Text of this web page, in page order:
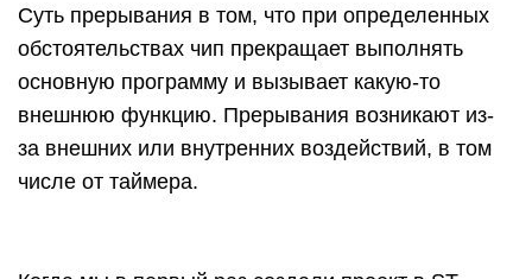
Суть прерывания в том, что при определенных
обстоятельствах чип прекращает выполнять
основную программу и вызывает какую-то
внешнюю функцию. Прерывания возникают из-
за внешних или внутренних воздействий, в том
числе от таймера.